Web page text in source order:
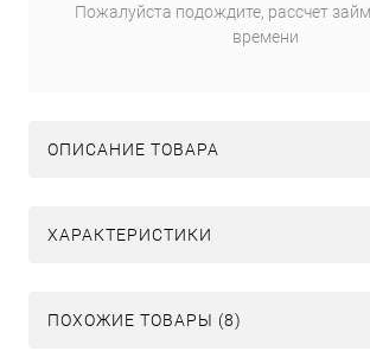
Пожалуйста подождите, рассчет
времени
ОПИСАНИЕ ТОВАРА
ХАРАКТЕРИСТИКИ
ПОХОЖИЕ ТОВАРЫ (8)